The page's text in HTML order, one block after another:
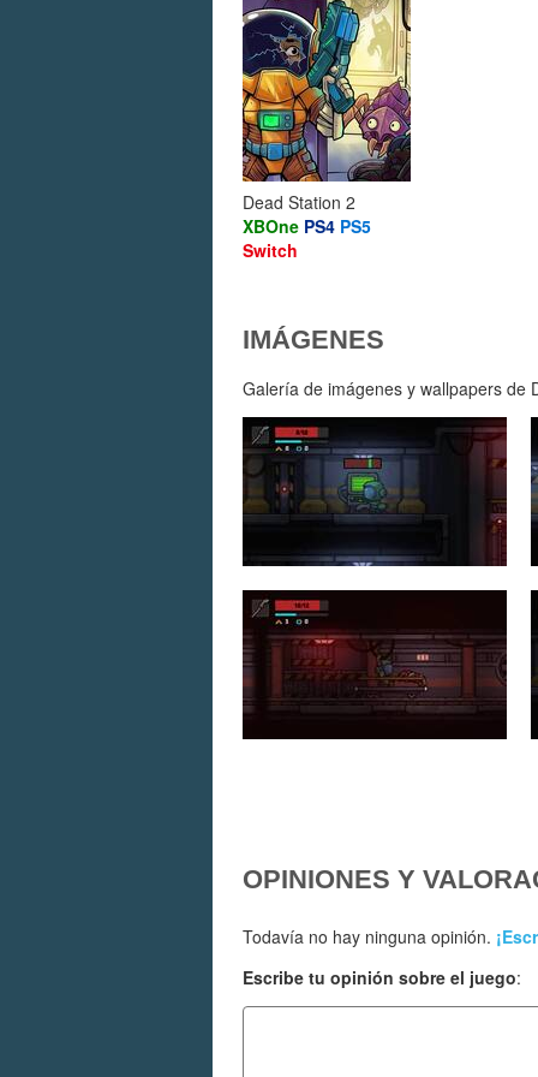
Dead Station 2
XBOne PS4 PS5
Switch
IMÁGENES
Galería de imágenes y wallpapers de
OPINIONES Y
Todavía no hay ninguna opinión.
Escribe tu opinión sobre el juego: